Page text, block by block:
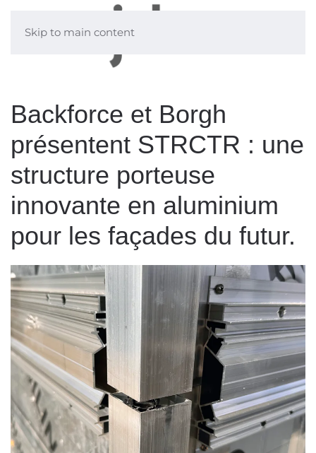
Skip to main content
Backforce et Borgh
présentent STRCTR : une
structure porteuse
innovante en aluminium
pour les façades du futur.